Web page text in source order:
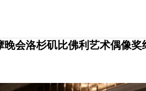
会洛杉矶比佛利艺术偶像奖